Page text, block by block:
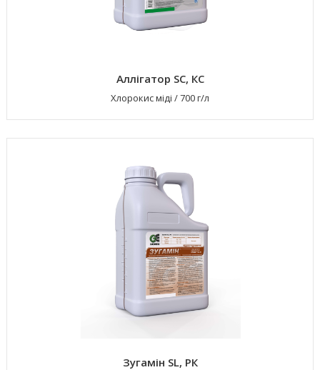
Аллігатор SC, КС
Хлорокис міді /700 г/л
Зугамін SL, РК